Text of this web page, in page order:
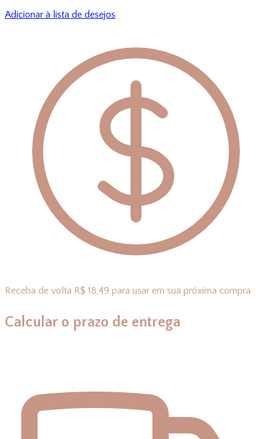
Adicionar à lista de desejos
Receba de volta R$ 18,49 para usar em sua próxima compra
Calcular o prazo de entrega